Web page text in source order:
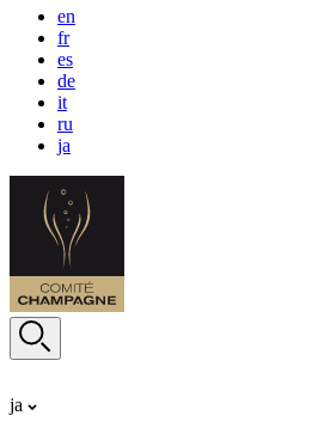
en
fr
es
de
it
ru
ja
ja